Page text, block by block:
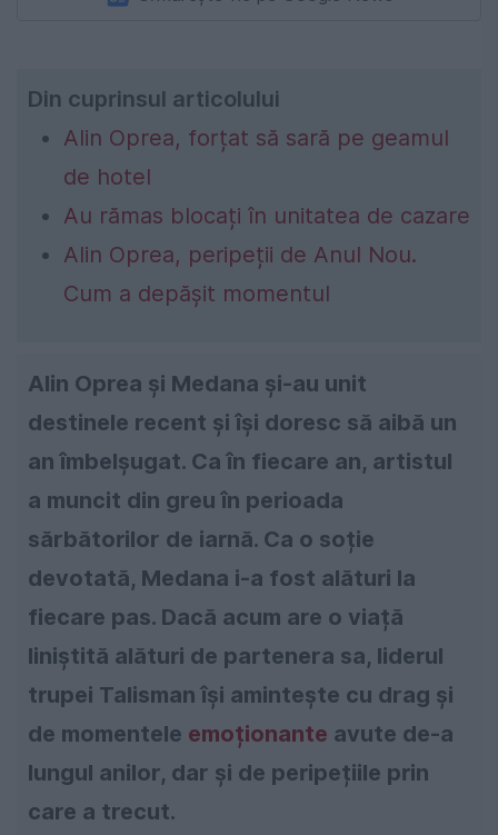
Din cuprinsul articolului
Alin Oprea, forțat să sară pe geamul
de hotel
Au rămas blocați în unitatea de cazare
Alin Oprea, peripeții de Anul Nou.
Cum a depășit momentul
Alin Oprea și Medana și-au unit
destinele recent și își doresc să aibă un
an îmbelșugat. Ca în fiecare an, artistul
a muncit din greu în perioada
sărbătorilor de iarnă. Ca o soție
devotată, Medana i-a fost alături la
fiecare pas. Dacă acum are o viață
liniștită alături de partenera sa, liderul
trupei Talisman își amintește cu drag și
de momentele emoționante avute de-a
lungul anilor, dar și de peripețiile prin
care a trecut.